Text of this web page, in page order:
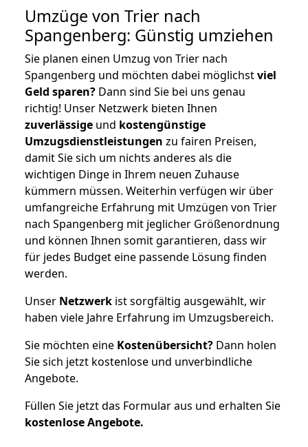
Umzüge von Trier nach
Spangenberg: Günstig umziehen
Sie planen einen Umzug von Trier nach
Spangenberg und möchten dabei möglichstviel
Geld sparen? Dann sind Sie bei uns genau
richtig! Unser Netzwerk bieten Ihnen
zuverlässige und kostengünstige
Umzugsdienstleistungen zu fairen Preisen,
damit Sie sich um nichts anderes als die
wichtigen Dinge in Ihrem neuen Zuhause
kümmern müssen. Weiterhin verfügen wir über
umfangreiche Erfahrung mit Umzügen von Trier
nach Spangenberg mit jeglicher Größenordnung
und können Ihnen somit garantieren, dass wir
für jedes Budget eine passende Lösung finden
werden.
Unser Netzwerk ist sorgfältig ausgewählt, wir
haben viele Jahre Erfahrung im Umzugsbereich.
Sie möchten eine Kostenübersicht? Dann holen
Sie sich jetzt kostenlose und unverbindliche
Angebote.
Füllen Sie jetzt das Formular aus und erhalten Sie
kostenloseAngebote.